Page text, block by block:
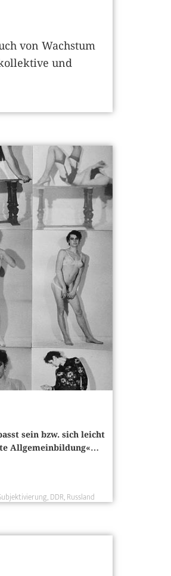
von Wachstum
und
sein bzw. sich leicht
Allgemeinbildung«…
DDR Russland